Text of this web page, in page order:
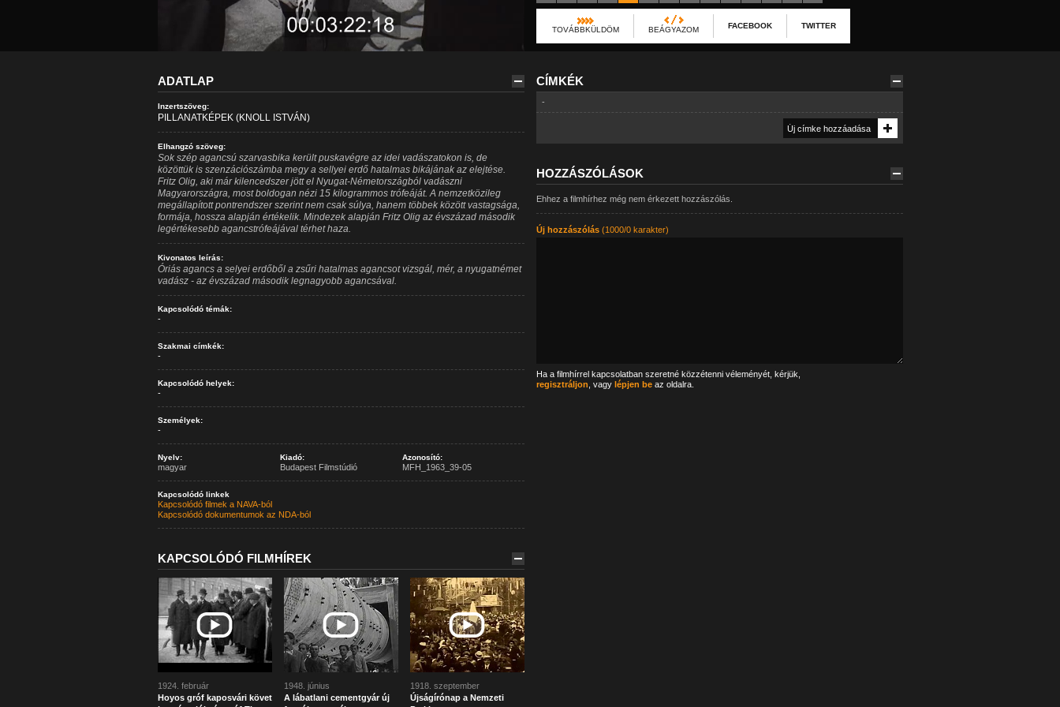
TOVÁBBKÜLDÖM BEÁGYAZOM FACEBOOK TWITTER
ADATLAP
Inzertszöveg:
PILLANATKÉPEK (KNOLL ISTVÁN)
Elhangzó szöveg:
Sok szép agancsú szarvasbika került puskavégre az idei vadászatokon is, de
közöttük is szenzációszámba megy a sellyei erdő hatalmas bikájának az elejtése.
Fritz Olig, aki már kilencedszer jött el Nyugat-Németországból vadászni
Magyarországra, most boldogan nézi 15 kilogrammos trófeáját. A nemzetközileg
megállapított pontrendszer szerint nem csak súlya, hanem többek között vastagsága,
formája, hossza alapján értékelik. Mindezek alapján Fritz Olig az évszázad második
legértékesebb agancstrófeájával térhet haza.
Kivonatos leírás:
Óriás agancs a selyei erdőből a zsűri hatalmas agancsot vizsgál, mér, a nyugatnémet
vadász - az évszázad második legnagyobb agancsával.
Kapcsolódó témák:
-
Szakmai címkék:
-
Kapcsolódó helyek:
-
Személyek:
-
Nyelv:
magyar
Kiadó:
Budapest Filmstúdió
Azonosító:
MFH_1963_39-05
Kapcsolódó linkek
Kapcsolódó filmek a NAVA-ból
Kapcsolódó dokumentumok az NDA-ból
KAPCSOLÓDÓ FILMHÍREK
1924. február
Hoyos gróf kaposvári követ
1948. június
A lábatlani cementgyár új
1918. szeptember
Újságírónap a Nemzeti
CÍMKÉK
-
HOZZÁSZÓLÁSOK
Ehhez a filmhírhez még nem érkezett hozzászólás.
Új hozzászólás(1000/0 karakter)
Ha a filmhírrel kapcsolatban szeretné közzétenni véleményét, kérjük,
regisztráljon , vagy lépjen beaz oldalra.